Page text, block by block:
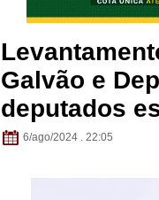
Galvão e
deputados
6/ago/2024 . 22:05